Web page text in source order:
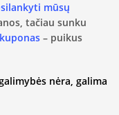
mūsų
tačiau sunku
– puikus
nėra, galima